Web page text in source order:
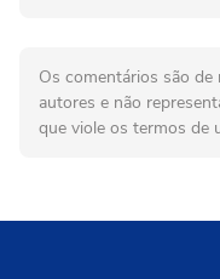
Os comentários são de
autores e não
que viole os termos de